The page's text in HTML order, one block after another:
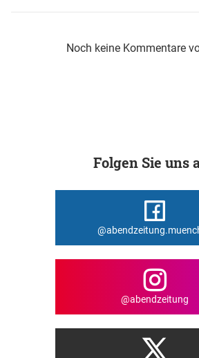
Noch keine Kommentare
Folgen Sie uns
@abendzeitung